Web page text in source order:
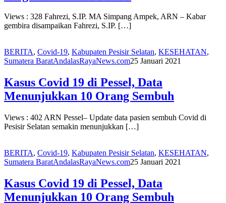
Views : 328 Fahrezi, S.IP. MA Simpang Ampek, ARN – Kabar
gembira disampaikan Fahrezi, S.IP. […]
BERITA, Covid-19, Kabupaten Pesisir Selatan, KESEHATAN,
Sumatera BaratAndalasRayaNews.com25 Januari 2021
Kasus Covid 19 di Pessel, Data
Menunjukkan 10 Orang Sembuh
Views : 402 ARN Pessel– Update data pasien sembuh Covid di
Pesisir Selatan semakin menunjukkan […]
BERITA, Covid-19, Kabupaten Pesisir Selatan, KESEHATAN,
Sumatera BaratAndalasRayaNews.com25 Januari 2021
Kasus Covid 19 di Pessel, Data
Menunjukkan 10 Orang Sembuh